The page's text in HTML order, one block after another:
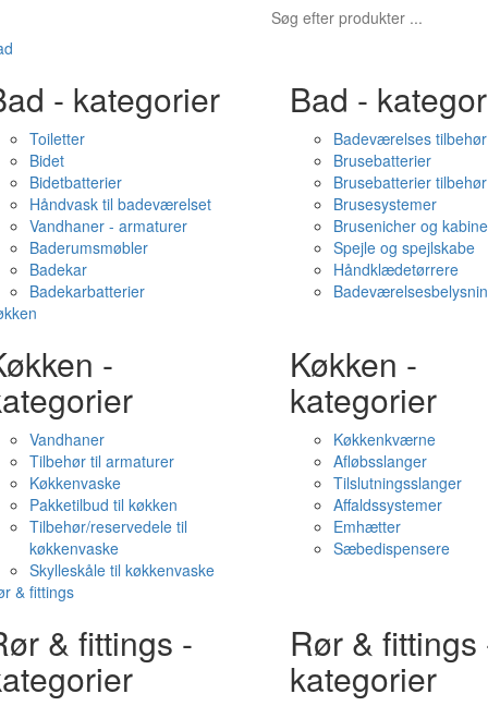
- kategorier
Toiletter
Bidet
Bidetbatterier
Håndvask til badeværelset
Vandhaner - armaturer
Baderumsmøbler
Badekar
Badekarbatterier
Bad -
Badeværelses tilbehør
Brusebatterier
Brusebatterier tilbehør
Brusesystemer
Brusenicher og
Spejle og spejlskabe
Håndklædetørrere
-
Vandhaner
Tilbehør til armaturer
Køkkenvaske
Pakketilbud til køkken
Tilbehør/reservedele til
køkkenvaske
Skylleskåle til køkkenvaske
Køkken -
kategorier
Køkkenkværne
Afløbsslanger
Tilslutningsslanger
Affaldssystemer
Emhætter
Sæbedispensere
& fittings
& fittings - Rør & fittings
kategorier